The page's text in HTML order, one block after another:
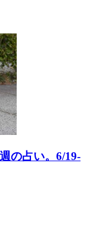
の占い。6/19-